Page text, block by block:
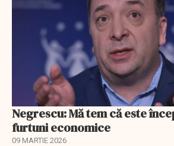
Negrescu: Mă tem că este
furtuni economice
09 MARTIE 2026